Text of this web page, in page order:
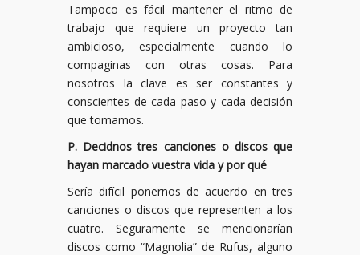
Tampoco es fácil mantener el ritmo de
trabajo que requiere un proyecto tan
ambicioso, especialmente cuando lo
compaginas con otras cosas. Para
nosotros la clave es ser constantes y
conscientes de cada paso y cada decisión
que tomamos.
P. Decidnos tres canciones o discos que
hayan marcado vuestra vida y por qué
Sería difícil ponernos de acuerdo en tres
canciones o discos que representen a los
cuatro. Seguramente se mencionarían
discos como “Magnolia” de Rufus, alguno